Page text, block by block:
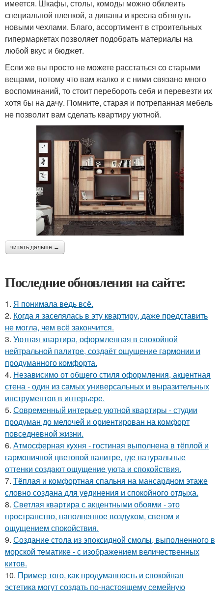
имеется. Шкафы, столы, комоды можно обклеить
специальной пленкой, а диваны и кресла обтянуть
новыми чехлами. Благо, ассортимент в строительных
гипермаркетах позволяет подобрать материалы на
любой вкус и бюджет.
Если же вы просто не можете расстаться со старыми
вещами, потому что вам жалко и с ними связано много
воспоминаний, то стоит перебороть себя и перевезти их
хотя бы на дачу. Помните, старая и потрепанная мебель
не позволит вам сделать квартиру уютной.
читать дальше →
Последние обновления на сайте:
1. Я понимала ведь всё.
2. Когда я заселялась в эту квартиру, даже представить
не могла, чем всё закончится.
3. Уютная квартира, оформленная в спокойной
нейтральной палитре, создаёт ощущение гармонии и
продуманного комфорта.
4. Независимо от общего стиля оформления, акцентная
стена - один из самых универсальных и выразительных
инструментов в интерьере.
5. Современный интерьер уютной квартиры - студии
продуман до мелочей и ориентирован на комфорт
повседневной жизни.
6. Атмосферная кухня - гостиная выполнена в тёплой и
гармоничной цветовой палитре, где натуральные
оттенки создают ощущение уюта и спокойствия.
7. Тёплая и комфортная спальня на мансардном этаже
словно создана для уединения и спокойного отдыха.
8. Светлая квартира с акцентными обоями - это
пространство, наполненное воздухом, светом и
ощущением спокойствия.
9. Создание стола из эпоксидной смолы, выполненного в
морской тематике - с изображением величественных
китов.
10. Пример того, как продуманность и спокойная
эстетика могут создать по-настоящему семейную